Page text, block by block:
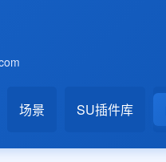
场景 SU插件库